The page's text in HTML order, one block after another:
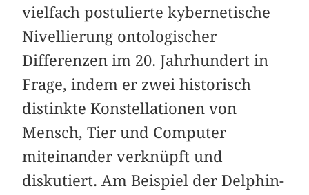
vielfach postulierte kybernetische
Nivellierung ontologischer
Differenzen im 20. Jahrhundert in
Frage, indem er zwei historisch
distinkte Konstellationen von
Mensch, Tier und Computer
miteinander verknüpft und
diskutiert. Am Beispiel der Delphin-